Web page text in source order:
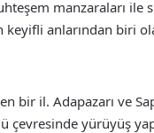
manzaraları ile
keyifli anlarından biri
bir il. Adapazarı ve
çevresinde yürüyüş